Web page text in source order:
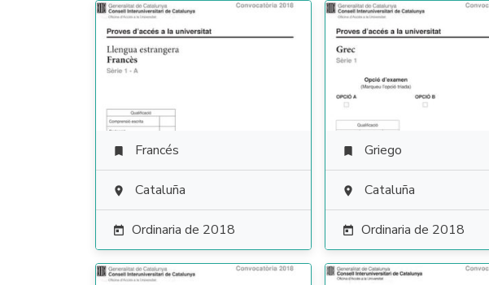
 Francés
 Cataluña
 Ordinaria de 2018
 Griego
 Cataluña
 Ordinaria de 2018